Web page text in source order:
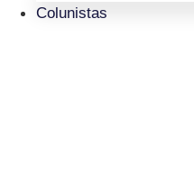
Colunistas